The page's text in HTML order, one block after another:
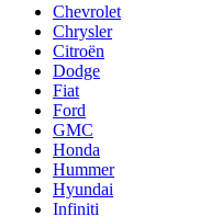
Chevrolet
Chrysler
Citroën
Dodge
Fiat
Ford
GMC
Honda
Hummer
Hyundai
Infiniti